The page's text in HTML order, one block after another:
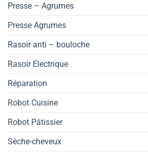
Presse – Agrumes
Presse Agrumes
Rasoir anti – bouloche
Rasoir Electrique
Réparation
Robot Cuisine
Robot Pâtissier
Sèche-cheveux